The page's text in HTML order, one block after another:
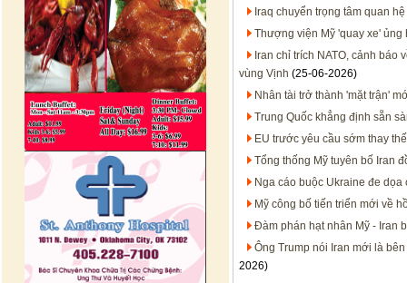
Iraq chuyển trọng tâm quan
Thượng viện Mỹ 'quay xe' ủng
Iran chỉ trích NATO, cảnh
vùng Vịnh (25-06-2026)
Nhân tài trở thành 'mặt trận'
Trung Quốc khẳng định sẵn
EU trước yêu cầu sớm thay
Tổng thống Mỹ tuyên bố Iran
Nga cáo buộc Ukraine đe
Mỹ công bố tiến triển mới về
Đàm phán hạt nhân Mỹ - Iran
Ông Trump nói Iran mới là
2026)